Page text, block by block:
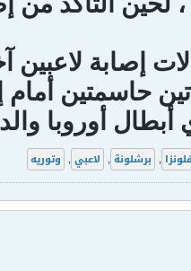
إصابة
حاسمتين
أوروبا
, برشلونة , لاعبي , وتوريه